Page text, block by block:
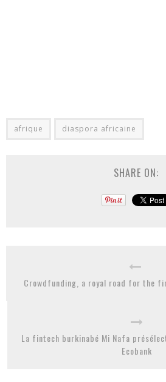
afrique diaspora africaine
SHARE ON:
Crowdfunding, a royal road for the
La fintech burkinabé Mi Nafa
Ecobank